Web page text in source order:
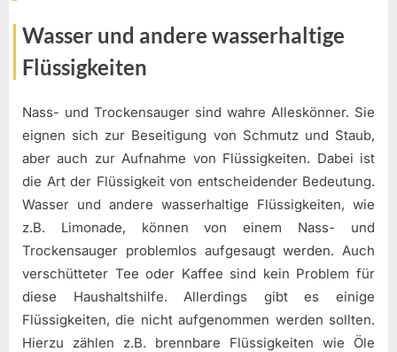
Wasser und andere wasserhaltige
Flüssigkeiten
Nass- und Trockensauger sind wahre Alleskönner. Sie
eignen sich zur Beseitigung von Schmutz und Staub,
aber auch zur Aufnahme von Flüssigkeiten. Dabei ist
die Art der Flüssigkeit von entscheidender Bedeutung.
Wasser und andere wasserhaltige Flüssigkeiten, wie
z.B. Limonade, können von einem Nass- und
Trockensauger problemlos aufgesaugt werden. Auch
verschütteter Tee oder Kaffee sind kein Problem für
diese Haushaltshilfe. Allerdings gibt es einige
Flüssigkeiten, die nicht aufgenommen werden sollten.
Hierzu zählen z.B. brennbare Flüssigkeiten wie Öle